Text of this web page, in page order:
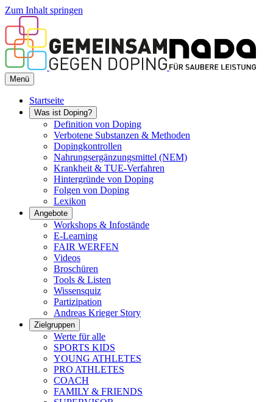
Zum Inhalt springen
Menü
Startseite
Was ist Doping?
Definition von Doping
Verbotene Substanzen & Methoden
Dopingkontrollen
Nahrungsergänzungsmittel (NEM)
Krankheit & TUE-Verfahren
Hintergründe von Doping
Folgen von Doping
Lexikon
Angebote
Workshops & Infostände
E-Learning
FAIR WERFEN
Videos
Broschüren
Tools & Listen
Wissensquiz
Partizipation
Andreas Krieger Story
Zielgruppen
Werte für alle
SPORTS KIDS
YOUNG ATHLETES
PRO ATHLETES
COACH
FAMILY & FRIENDS